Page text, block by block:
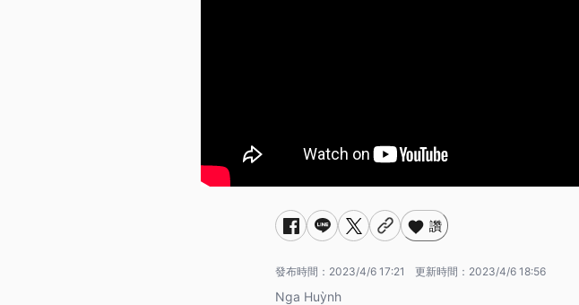
讚
發布時間： 2023/4/6 17:21 更新時間： 2023/4/6 18:56
Nga Huỳnh